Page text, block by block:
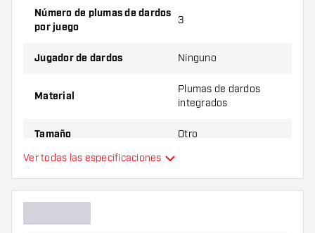
diferente de plumas para descubrir qué
variante es mejor para ti.
Número de plumas de dardos
por juego
3
Jugador de dardos Ninguno
Material
Plumas de dardos
integrados
Tamaño Otro
integrados
Ver todas las especificaciones